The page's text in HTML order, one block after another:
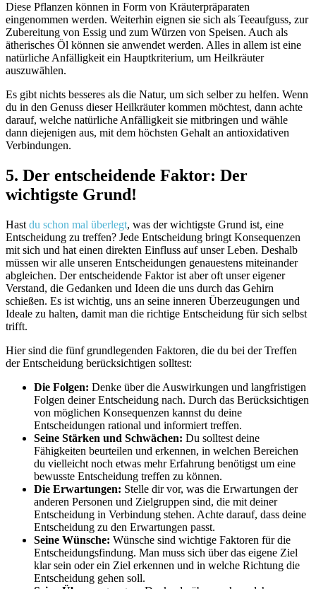
Diese Pflanzen können in Form von Kräuterpräparaten
eingenommen werden. Weiterhin eignen sie sich als Teeaufguss, zur
Zubereitung von Essig und zum Würzen von Speisen. Auch als
ätherisches Öl können sie anwendet werden. Alles in allem ist eine
natürliche Anfälligkeit ein Hauptkriterium, um Heilkräuter
auszuwählen.
Es gibt nichts besseres als die Natur, um sich selber zu helfen. Wenn
du in den Genuss dieser Heilkräuter kommen möchtest, dann achte
darauf, welche natürliche Anfälligkeit sie mitbringen und wähle
dann diejenigen aus, mit dem höchsten Gehalt an antioxidativen
Verbindungen.
5. Der entscheidende Faktor: Der
wichtigste Grund!
Hast du schon mal überlegt, was der wichtigste Grund ist, eine
Entscheidung zu treffen? Jede Entscheidung bringt Konsequenzen
mit sich und hat einen direkten Einfluss auf unser Leben. Deshalb
müssen wir alle unseren Entscheidungen genauestens miteinander
abgleichen. Der entscheidende Faktor ist aber oft unser eigener
Verstand, die Gedanken und Ideen die uns durch das Gehirn
schießen. Es ist wichtig, uns an seine inneren Überzeugungen und
Ideale zu halten, damit man die richtige Entscheidung für sich selbst
trifft.
Hier sind die fünf grundlegenden Faktoren, die du bei der Treffen
der Entscheidung berücksichtigen solltest:
Die Folgen: Denke über die Auswirkungen und langfristigen
Folgen deiner Entscheidung nach. Durch das Berücksichtigen
von möglichen Konsequenzen kannst du deine
Entscheidungen rational und informiert treffen.
Seine Stärken und Schwächen: Du solltest deine
Fähigkeiten beurteilen und erkennen, in welchen Bereichen
du vielleicht noch etwas mehr Erfahrung benötigst um eine
bewusste Entscheidung treffen zu können.
Die Erwartungen: Stelle dir vor, was die Erwartungen der
anderen Personen und Zielgruppen sind, die mit deiner
Entscheidung in Verbindung stehen. Achte darauf, dass deine
Entscheidung zu den Erwartungen passt.
Seine Wünsche: Wünsche sind wichtige Faktoren für die
Entscheidungsfindung. Man muss sich über das eigene Ziel
klar sein oder ein Ziel erkennen und in welche Richtung die
Entscheidung gehen soll.